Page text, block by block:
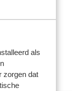
als
zorgen dat